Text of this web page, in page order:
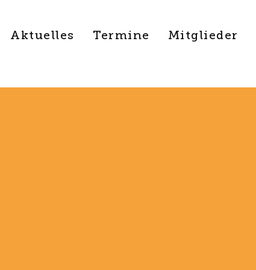
Aktuelles Termine Mitglieder